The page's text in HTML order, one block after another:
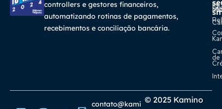
controllers e gestores financeiros,
automatizando rotinas de pagamentos,
recebimentos e conciliação bancária.
na
de
© 2025 Kamino
contato@kami